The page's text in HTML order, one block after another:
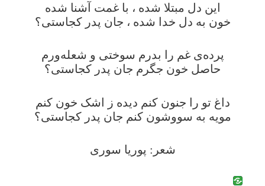
این دل مبتلا شده ، با غمت آشنا شده
خون به دل خدا شده ، جان پدر کجاستی؟
پرده‌ی غم را بدرم سوختی و شعله‌ورم
حاصل خون جگرم جان پدر کجاستی؟
داغ تو را جنون کنم‌‌ دیده ز اشک خون کنم
مویه به سووشون کنم جان پدر کجاستی؟
شعر: پوریا سوری